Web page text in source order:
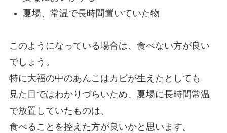
夏場、常温で長時間置いていた物
このようになっている場合は、食べない方が良い
でしょう。
特に大福の中のあんこはカビが生えたとしても
見た目ではわかりづらいため、夏場に長時間常温
で放置していたものは、
食べることを控えた方が良いかと思います。